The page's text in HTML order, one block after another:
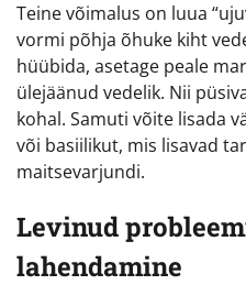
Teine võimalus on luua
vormi põhja õhuke kiht
hüübida, asetage peale
ülejäänud vedelik. Nii
kohal. Samuti võite lisada
või basiilikut, mis lisavad
maitsevarjundi.
Levinud
lahendamine